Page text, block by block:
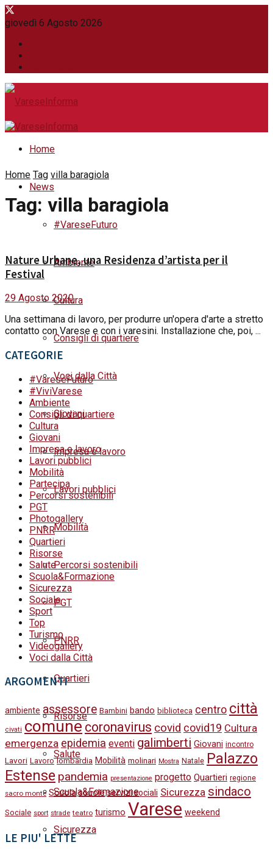
giovedì 6 Agosto 2026
Home
News
#VareseFuturo
Ambiente
Cultura
Consigli di quartiere
Voci dalla Città
Giovani
Impresa e lavoro
Lavori pubblici
Mobilità
Percorsi sostenibili
PGT
PNRR
Quartieri
Risorse
Salute
Scuola&Formazione
Sicurezza
Home Tag villa baragiola
Tag: villa baragiola
Nature Urbane, una Residenza d’artista per il
Festival
29 Agosto 2020
Una settimana di lavoro, per produrre un'opera d'arte a stretto
contatto con Varese e con i varesini. Installazione che, poi, ...
CATEGORIE
#VareseFuturo
#ViviVarese
Ambiente
Consigli di quartiere
Cultura
Giovani
Impresa e lavoro
Lavori pubblici
Mobilità
Partecipa
Percorsi sostenibili
PGT
Photogallery
PNRR
Quartieri
Risorse
Salute
Scuola&Formazione
Sicurezza
Sociale
Sport
Top
Turismo
Videogallery
Voci dalla Città
ARGOMENTI
ambiente assessore Bambini bando biblioteca centro città
civati comune coronavirus covid covid19 Cultura
emergenza epidemia eventi galimberti Giovani incontro
Lavori Lavoro lombardia Mobilità molinari Mostra Natale Palazzo
Estense pandemia presentazione progetto Quartieri regione
sacro monte Scuola scuole servizi sociali Sicurezza sindaco
Sociale sport strade teatro turismo Varese weekend
LE PIU' LETTE